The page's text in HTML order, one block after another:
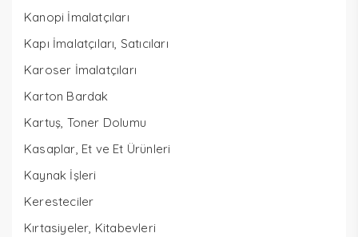
Kanopi İmalatçıları
Kapı İmalatçıları, Satıcıları
Karoser İmalatçıları
Karton Bardak
Kartuş, Toner Dolumu
Kasaplar, Et ve Et Ürünleri
Kaynak İşleri
Keresteciler
Kırtasiyeler, Kitabevleri